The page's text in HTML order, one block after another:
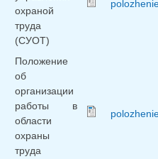
охраной
труда
(СУОТ)
Положение
об
организации
работы в
области
охраны
труда